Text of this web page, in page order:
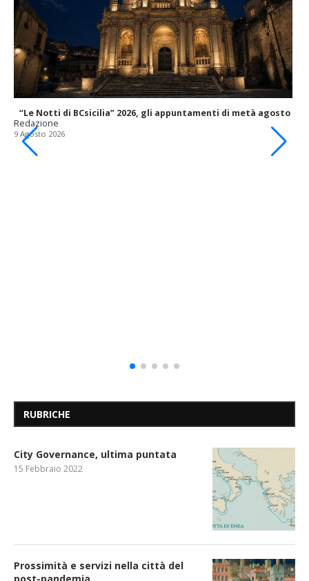
“Le Notti di BCsicilia” 2026, gli appuntamenti di metà agosto
Redazione
9 Agosto 2026
RUBRICHE
City Governance, ultima puntata
15 Febbraio 2022
Prossimità e servizi nella città del